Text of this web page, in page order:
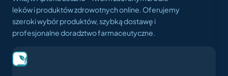
leków i produktów zdrowotnych online. Oferujemy
szeroki wybór produktów, szybką dostawę i
profesjonalne doradztwo farmaceutyczne.